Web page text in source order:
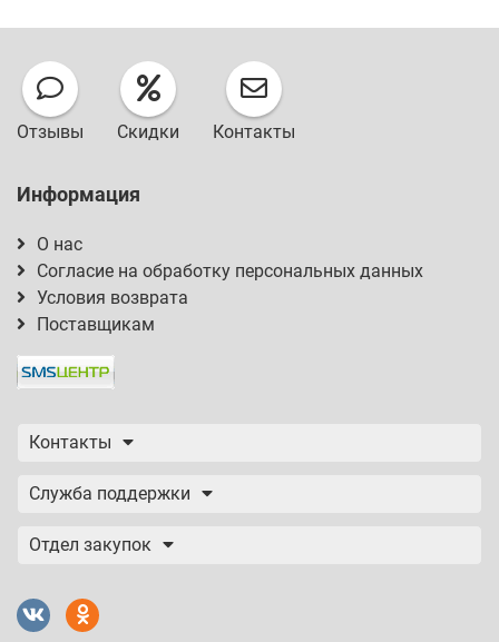
Отзывы Скидки Контакты
Информация
О нас
Согласие на обработку персональных данных
Условия возврата
Поставщикам
Контакты
Служба поддержки
Отдел закупок